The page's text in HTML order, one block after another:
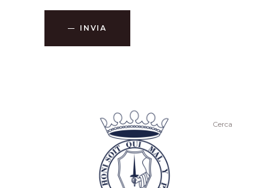
INVIA
Cerca